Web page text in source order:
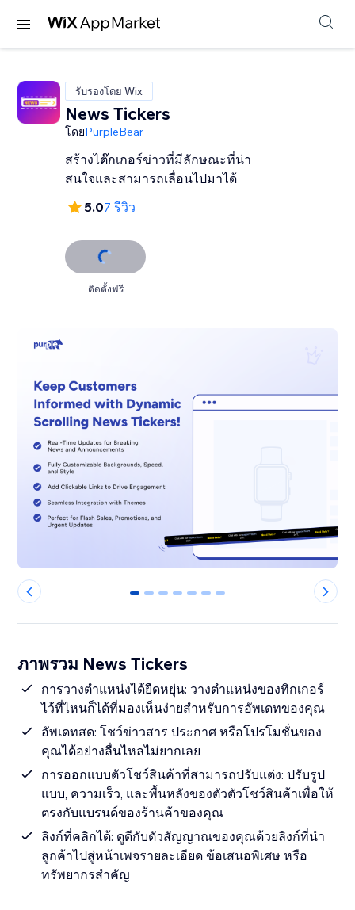
รับรองโดย Wix
News Tickers
โดยPurpleBear
สร้างไต๊กเกอร์ข่าวที่มีลักษณะที่น่า
สนใจและสามารถเลื่อนไปมาได้
5.07 รีวิว
ติดตั้งฟรี
0 1 2 3 4 5 6
ภาพรวม News Tickers
การวางตำแหน่งได้ยืดหยุ่น: วางตำแหน่งของทิกเกอร์
ไว้ที่ไหนก็ได้ที่มองเห็นง่ายสำหรับการอัพเดทของคุณ
อัพเดทสด: โชว์ข่าวสาร ประกาศ หรือโปรโมชั่นของ
คุณได้อย่างลื่นไหลไม่ยากเลย
การออกแบบตัวโชว์สินค้าที่สามารถปรับแต่ง: ปรับรูป
แบบ, ความเร็ว, และพื้นหลังของตัวตัวโชว์สินค้าเพื่อให้
ตรงกับแบรนด์ของร้านค้าของคุณ
ลิงก์ที่คลิกได้: ดูดีกับตัวสัญญาณของคุณด้วยลิงก์ที่นำ
ลูกค้าไปสู่หน้าเพจรายละเอียด ข้อเสนอพิเศษ หรือ
ทรัพยากรสำคัญ